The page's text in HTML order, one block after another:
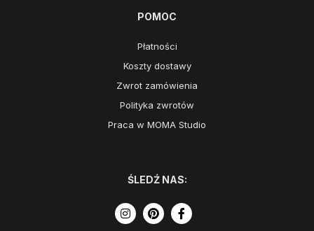
POMOC
Płatności
Koszty dostawy
Zwrot zamówienia
Polityka zwrotów
Praca w MOMA Studio
ŚLEDŹ NAS: